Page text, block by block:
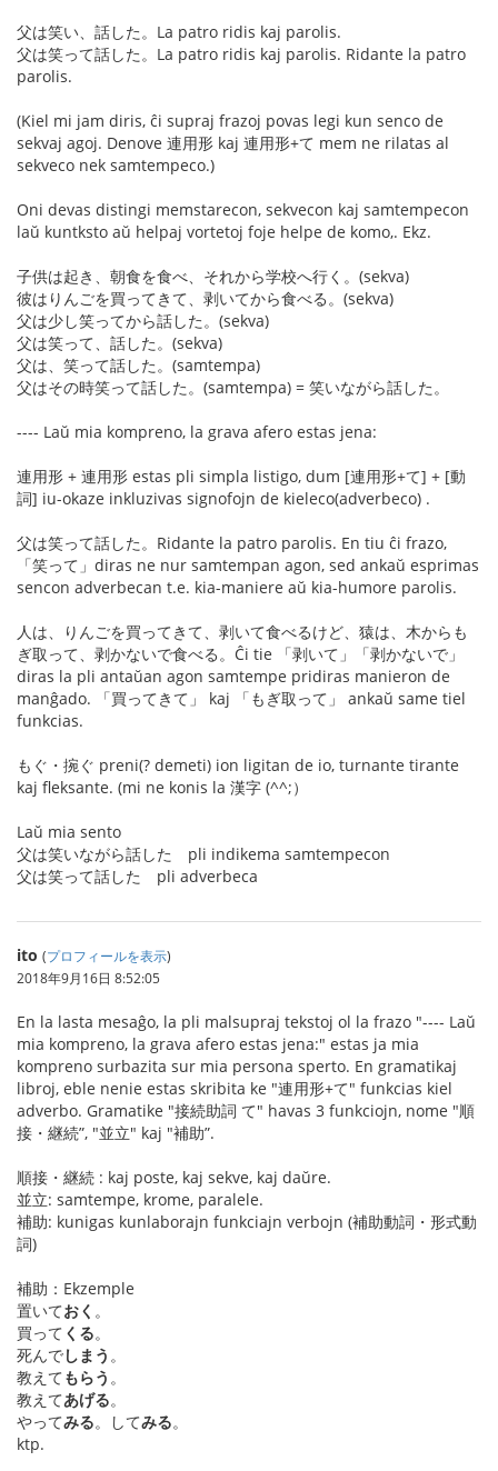
父は笑い、話した。La patro ridis kaj parolis.
父は笑って話した。La patro ridis kaj parolis. Ridante la patro
parolis.
(Kiel mi jam diris, ĉi supraj frazoj povas legi kun senco de
sekvaj agoj. Denove 連用形 kaj 連用形+て mem ne rilatas al
sekveco nek samtempeco.)
Oni devas distingi memstarecon, sekvecon kaj samtempecon
laŭ kuntksto aŭ helpaj vortetoj foje helpe de komo,. Ekz.
子供は起き、朝食を食べ、それから学校へ行く。(sekva)
彼はりんごを買ってきて、剥いてから食べる。(sekva)
父は少し笑ってから話した。(sekva)
父は笑って、話した。(sekva)
父は、笑って話した。(samtempa)
父はその時笑って話した。(samtempa) = 笑いながら話した。
---- Laŭ mia kompreno, la grava afero estas jena:
連用形 + 連用形 estas pli simpla listigo, dum [連用形+て] + [動
詞] iu-okaze inkluzivas signofojn de kieleco(adverbeco) .
父は笑って話した。Ridante la patro parolis. En tiu ĉi frazo,
「笑って」diras ne nur samtempan agon, sed ankaŭ esprimas
sencon adverbecan t.e. kia-maniere aŭ kia-humore parolis.
人は、りんごを買ってきて、剥いて食べるけど、猿は、木からも
ぎ取って、剥かないで食べる。Ĉi tie 「剥いて」「剥かないで」
diras la pli antaŭan agon samtempe pridiras manieron de
manĝado. 「買ってきて」 kaj 「もぎ取って」 ankaŭ same tiel
funkcias.
もぐ・捥ぐ preni(? demeti) ion ligitan de io, turnante tirante
kaj fleksante. (mi ne konis la 漢字 (^^;）
Laŭ mia sento
父は笑いながら話した pli indikema samtempecon
父は笑って話した pli adverbeca
ito (プロフィールを表示)
2018年9月16日 8:52:05
En la lasta mesaĝo, la pli malsupraj tekstoj ol la frazo "---- Laŭ
mia kompreno, la grava afero estas jena:" estas ja mia
kompreno surbazita sur mia persona sperto. En gramatikaj
libroj, eble nenie estas skribita ke "連用形+て" funkcias kiel
adverbo. Gramatike "接続助詞 て" havas 3 funkciojn, nome "順
接・継続”, "並立" kaj "補助”.
順接・継続 : kaj poste, kaj sekve, kaj daŭre.
並立: samtempe, krome, paralele.
補助: kunigas kunlaborajn funkciajn verbojn (補助動詞・形式動
詞)
補助：Ekzemple
置いておく 。
買って くる。
死んでしまう 。
教えてもらう 。
教えてあげる。
やってみる。してみる。
ktp.